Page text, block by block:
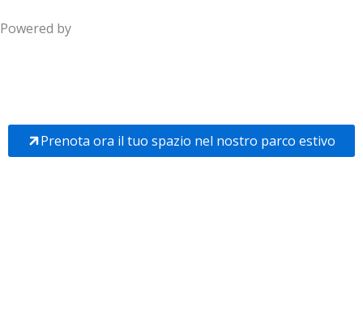
Powered by
Prenota ora il tuo spazio nel nostro parco estivo